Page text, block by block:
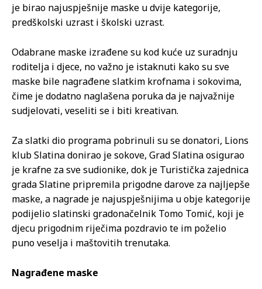
je birao najuspješnije maske u dvije kategorije,
predškolski uzrast i školski uzrast.
Odabrane maske izrađene su kod kuće uz suradnju
roditelja i djece, no važno je istaknuti kako su sve
maske bile nagrađene slatkim krofnama i sokovima,
čime je dodatno naglašena poruka da je najvažnije
sudjelovati, veseliti se i biti kreativan.
Za slatki dio programa pobrinuli su se donatori, Lions
klub Slatina donirao je sokove, Grad Slatina osigurao
je krafne za sve sudionike, dok je Turistička zajednica
grada Slatine pripremila prigodne darove za najljepše
maske, a nagrade je najuspješnijima u obje kategorije
podijelio slatinski gradonačelnik Tomo Tomić, koji je
djecu prigodnim riječima pozdravio te im poželio
puno veselja i maštovitih trenutaka.
Nagrađene maske